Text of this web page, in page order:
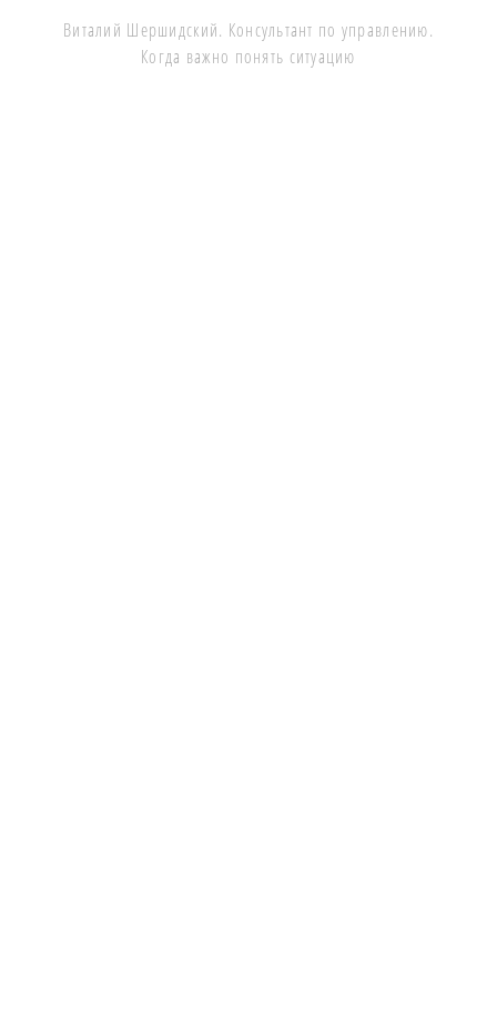
Виталий Шершидский. Консультант по управлению.
Когда важно понять ситуацию